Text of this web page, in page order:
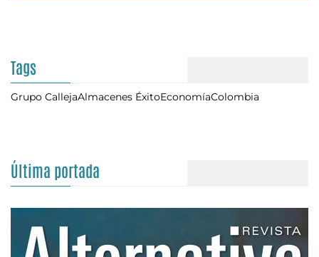
Tags
Grupo CallejaAlmacenes ÉxitoEconomíaColombia
Última portada